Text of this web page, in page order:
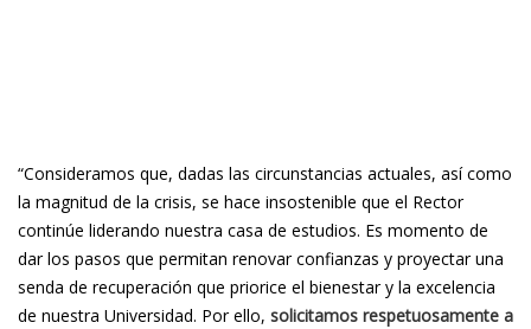
“Consideramos que, dadas las circunstancias actuales, así como
la magnitud de la crisis, se hace insostenible que el Rector
continúe liderando nuestra casa de estudios. Es momento de
dar los pasos que permitan renovar confianzas y proyectar una
senda de recuperación que priorice el bienestar y la excelencia
de nuestra Universidad. Por ello, solicitamos respetuosamente a